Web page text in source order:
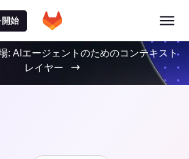
開始
: AIエージェントのためのコンテキスト
レイヤー